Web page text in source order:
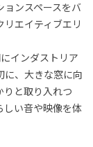
ョンスペースをバ
エイティブエリ
インダストリア
に、大きな窓に向
りと取り入れつ
しい音や映像を体